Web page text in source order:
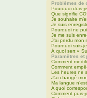
Problèmes de
Pourquoi dois-
Que signifie
Je souhaite
Je suis
Pourquoi ne
Je me suis
J’ai perdu mon
Pourquoi suis-
À quoi sert «
Paramètres et
Comment
Comment
Les heures ne
J’ai changé
Ma langue
A quoi
Comment puis-